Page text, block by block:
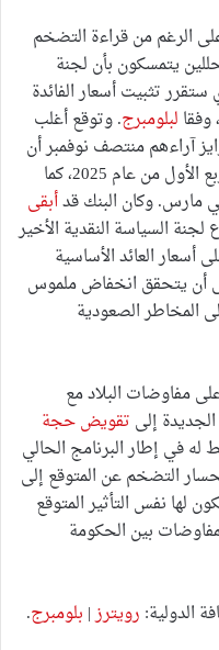
على الرغم من قراءة التضخم
يتمسكون بأن لجنة
ستقرر تثبيت أسعار الفائدة
لبلومبرج. وتوقع أغلب
آراءهم منتصف نوفمبر أن
يبدأ البنك المركزي دورة التيسير في الربع الأول من عام 2025، كما
وكان البنك قدأبقى
السياسة النقدية الأخير
أسعار العائد الأساسية
أن يتحقق انخفاض ملموس
المخاطر الصعودية
مفاوضات البلاد مع
إلى تقويض حجة
في إطار البرنامج الحالي
التضخم عن المتوقع إلى
لها نفس التأثير المتوقع
بين الحكومة
الدولية: رويترز| بلومبرج.